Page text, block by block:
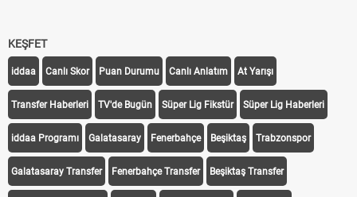
Transfer Haberleri TV'de Bugün Süper Lig Fikstür Süper Lig Haberleri
iddaa Programı Galatasaray Fenerbahçe Beşiktaş Trabzonspor
Galatasaray Transfer Fenerbahçe Transfer Beşiktaş Transfer
Trabzonspor Transfer Canlı İzle iddaa Sonuçları Aktif Sayaç